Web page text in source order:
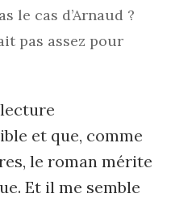
le cas d’Arnaud ?
pas assez pour
et que, comme
le roman mérite
Et il me semble